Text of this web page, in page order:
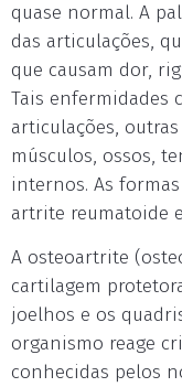
quase normal. A
das articulações,
que causam dor,
Tais enfermidades
articulações,
músculos, ossos,
internos. As
artrite reumatoide
A osteoartrite
cartilagem
joelhos e os
organismo reage
conhecidas pelos